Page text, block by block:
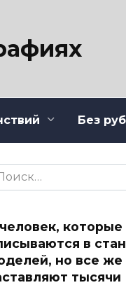
Без
которые
в
но все же
тысячи